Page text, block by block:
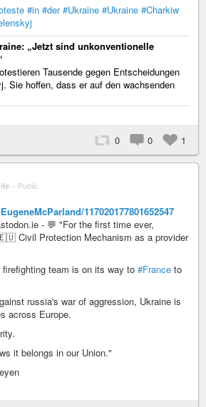
#in #der #Ukraine #Ukraine #Charkiw
„Jetzt sind unkonventionelle
Tausende gegen Entscheidungen
Sie hoffen, dass er auf den wachsenden
0 0 1
– Public
117020177801652547
- 💬 "For the first time ever,
Civil Protection Mechanism as a provider
team is on its way to #France to
russia's war of aggression, Ukraine is
across Europe.
it belongs in our Union."